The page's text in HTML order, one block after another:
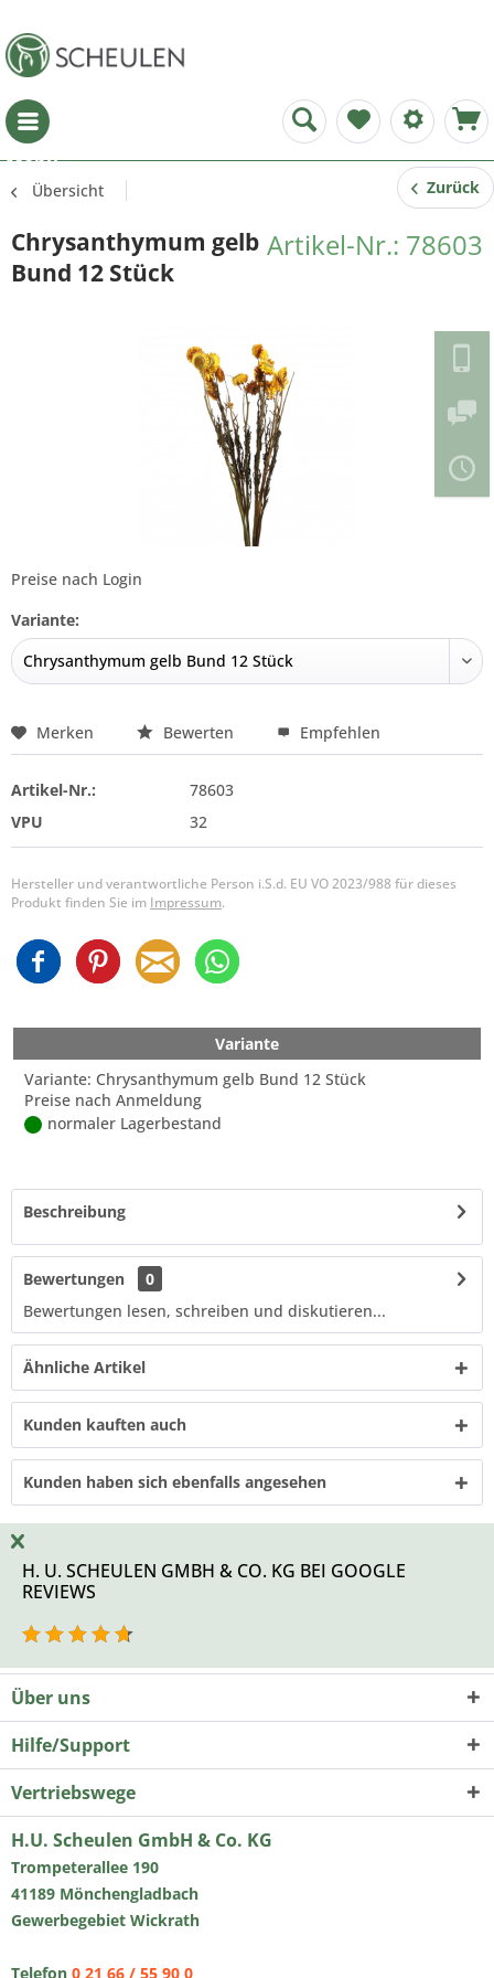
Menü
Übersicht Zurück
Artikel-Nr.: 78603
Chrysanthymum gelb
Bund 12 Stück
Preise nach Login
Variante:
Merken Bewerten Empfehlen
Artikel-Nr.:
78603
VPU
32
Hersteller und verantwortliche Person i.S.d. EU VO 2023/988 für dieses
Produkt finden Sie im Impressum.
Variante
Variante: Chrysanthymum gelb Bund 12 Stück
Preise nach Anmeldung
normaler Lagerbestand
Beschreibung
Bewertungen
0
Bewertungen lesen, schreiben und diskutieren...
Ähnliche Artikel
Kunden kauften auch
Kunden haben sich ebenfalls angesehen
H. U. SCHEULEN GMBH & CO. KG BEI GOOGLE
REVIEWS
Über uns
Hilfe/Support
Vertriebswege
H.U. Scheulen GmbH & Co. KG
Trompeterallee 190
41189 Mönchengladbach
Gewerbegebiet Wickrath
Telefon 0 21 66 / 55 90 0